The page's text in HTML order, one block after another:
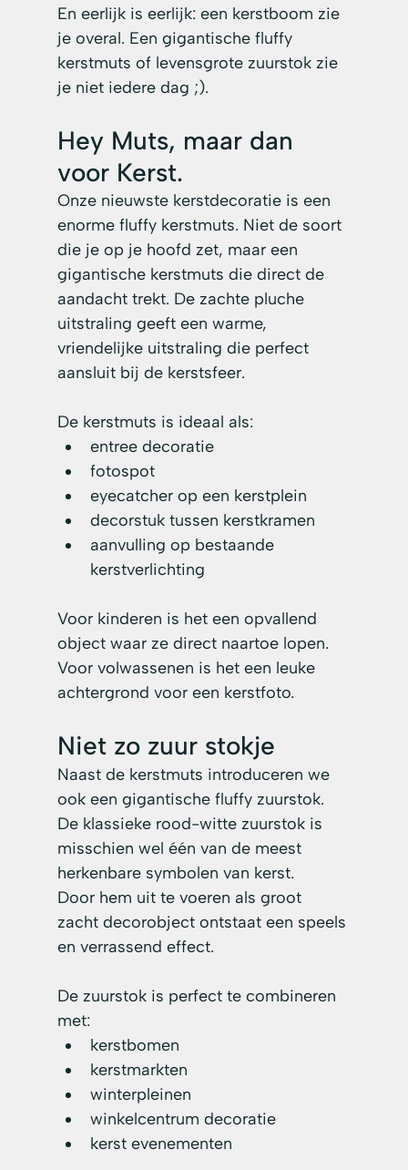
En eerlijk is eerlijk: een kerstboom zie
je overal. Een gigantische fluffy
kerstmuts of levensgrote zuurstok zie
je niet iedere dag ;).
Hey Muts, maar dan
voor Kerst.
Onze nieuwste kerstdecoratie is een
enorme fluffy kerstmuts. Niet de soort
die je op je hoofd zet, maar een
gigantische kerstmuts die direct de
aandacht trekt. De zachte pluche
uitstraling geeft een warme,
vriendelijke uitstraling die perfect
aansluit bij de kerstsfeer.
De kerstmuts is ideaal als:
entree decoratie
fotospot
eyecatcher op een kerstplein
decorstuk tussen kerstkramen
aanvulling op bestaande
kerstverlichting
Voor kinderen is het een opvallend
object waar ze direct naartoe lopen.
Voor volwassenen is het een leuke
achtergrond voor een kerstfoto.
Niet zo zuur stokje
Naast de kerstmuts introduceren we
ook een gigantische fluffy zuurstok.
De klassieke rood-witte zuurstok is
misschien wel één van de meest
herkenbare symbolen van kerst.
Door hem uit te voeren als groot
zacht decorobject ontstaat een speels
en verrassend effect.
De zuurstok is perfect te combineren
met:
kerstbomen
kerstmarkten
winterpleinen
winkelcentrum decoratie
kerst evenementen